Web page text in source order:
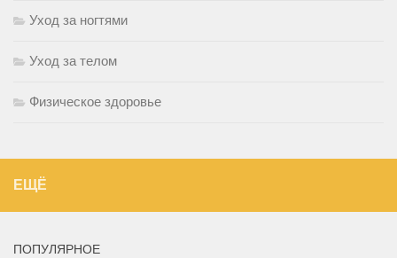
Уход за ногтями
Уход за телом
Физическое здоровье
ЕЩЁ
ПОПУЛЯРНОЕ